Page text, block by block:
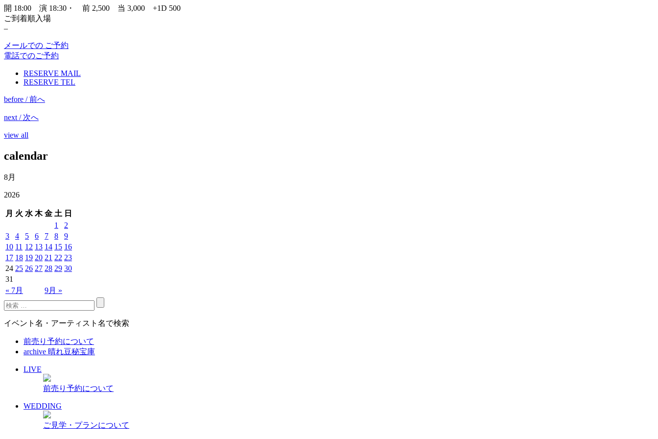
開 18:00 演 18:30・ 前 2,500 当 3,000 +1D 500
ご到着順入場
–
メールでの ご予約
電話でのご予約
RESERVE MAIL
RESERVE TEL
before / 前へ
next / 次へ
view all
calendar
8月
2026
月 火 水 木 金 土 日
« 7月 9月 »
1
2
3
4 5 6 7 8
9
10 11 12 13 14 15 16
17 18 19 20 21 22 23
24 25 26 27 28 29 30
31
イベント名・アーティスト名で検索
前売り予約について
archive 晴れ豆秘宝庫
LIVE
前売り予約について
WEDDING
ご見学・プランについて